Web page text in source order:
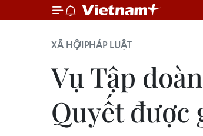
XÃ HỘIPHÁP LUẬT
Vụ Tập
Quyết được